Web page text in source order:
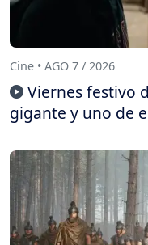
Cine • AGO 7 / 2026
Viernes festivo
gigante y uno de